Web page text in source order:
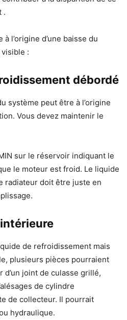
.
l’origine d’une baisse du
visible :
débordé
système peut être à l’origine
Vous devez maintenir le
sur le réservoir indiquant le
le moteur est froid. Le liquide
radiateur doit être juste en
de refroidissement mais
plusieurs pièces pourraient
d’un joint de culasse grillé,
de cylindre
de collecteur. Il pourrait
hydraulique.